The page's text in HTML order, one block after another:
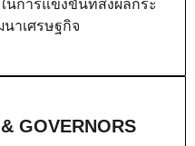
นการแข่งขันที่ส่งผลกระ
าเศรษฐกิจ
GOVERNORS